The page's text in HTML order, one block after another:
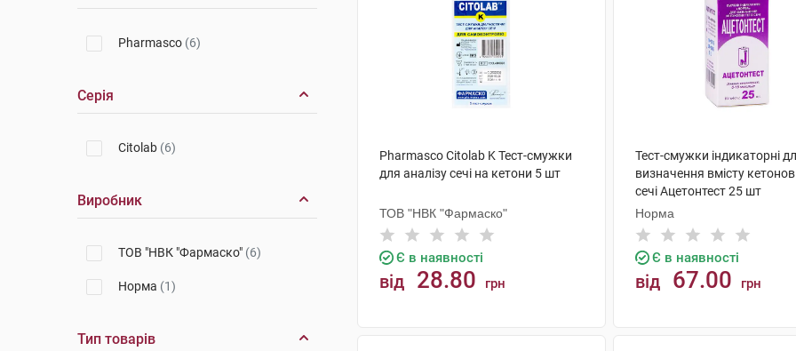
Pharmasco (6)
Серія
Citolab (6)
Виробник
ТОВ "НВК "Фармаско" (6)
Норма (1)
Тип товарів
Pharmasco Citolab K Тест-смужки
для аналізу сечі на кетони 5 шт
ТОВ "НВК "Фармаско"
Є в наявності
від 28.80 грн
Тест-смужки індикаторні
визначення вмісту
сечі Ацетонтест 25 шт
Норма
Є в наявності
від 67.00 грн